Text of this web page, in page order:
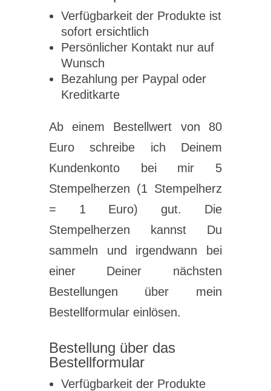
Verfügbarkeit der Produkte ist
sofort ersichtlich
Persönlicher Kontakt nur auf
Wunsch
Bezahlung per Paypal oder
Kreditkarte
Ab einem Bestellwert von 80
Euro schreibe ich Deinem
Kundenkonto bei mir 5
Stempelherzen (1 Stempelherz
= 1 Euro) gut. Die
Stempelherzen kannst Du
sammeln und irgendwann bei
einer Deiner nächsten
Bestellungen über mein
Bestellformular einlösen.
Bestellung über das
Bestellformular
Verfügbarkeit der Produkte